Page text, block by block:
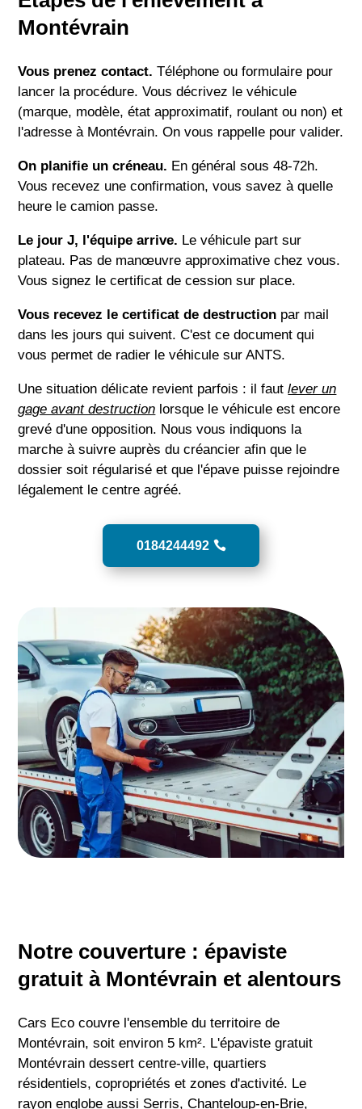
Montévrain
Vous prenez contact. Téléphone ou formulaire pour
lancer la procédure. Vous décrivez le véhicule
(marque, modèle, état approximatif, roulant ou non) et
l'adresse à Montévrain. On vous rappelle pour valider.
On planifie un créneau. En général sous 48-72h.
Vous recevez une confirmation, vous savez à quelle
heure le camion passe.
Le jour J, l'équipe arrive. Le véhicule part sur
plateau. Pas de manœuvre approximative chez vous.
Vous signez le certificat de cession sur place.
Vous recevez le certificat de destruction par mail
dans les jours qui suivent. C'est ce document qui
vous permet de radier le véhicule sur ANTS.
Une situation délicate revient parfois : il fautlever un
gage avant destruction lorsque le véhicule est encore
grevé d'une opposition. Nous vous indiquons la
marche à suivre auprès du créancier afin que le
dossier soit régularisé et que l'épave puisse rejoindre
légalement le centre agréé.
0184244492
Notre couverture : épaviste
gratuit à Montévrain et alentours
Cars Eco couvre l'ensemble du territoire de
Montévrain, soit environ 5 km². L'épaviste gratuit
Montévrain dessert centre-ville, quartiers
résidentiels, copropriétés et zones d'activité. Le
rayon englobe aussi Serris, Chanteloup-en-Brie,